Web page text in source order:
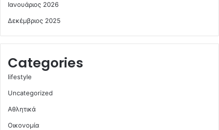
Ιανουάριος 2026
Δεκέμβριος 2025
Categories
lifestyle
Uncategorized
Αθλητικά
Οικονομία